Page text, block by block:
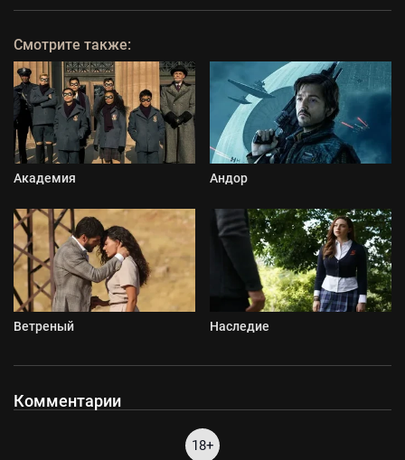
Смотрите также:
Академия Андор
Ветреный Наследие
Комментарии
18+